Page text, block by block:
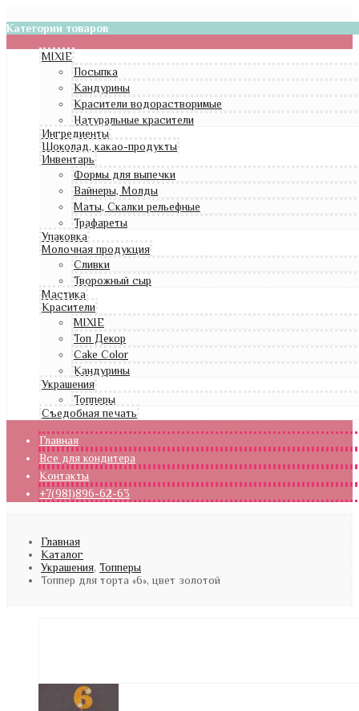
Категории товаров
MIXIE
Посыпка
Кандурины
Красители водорастворимые
Натуральные красители
Ингредиенты
Шоколад, какао-продукты
Инвентарь
Формы для выпечки
Вайнеры, Молды
Маты, Скалки рельефные
Трафареты
Упаковка
Молочная продукция
Сливки
Творожный сыр
Мастика
Красители
MIXIE
Топ Декор
Cake Color
Кандурины
Украшения
Топперы
Съедобная печать
Главная
Все для кондитера
Контакты
+7(981)896-62-63
Главная
Каталог
Украшения, Топперы
Топпер для торта «6», цвет золотой